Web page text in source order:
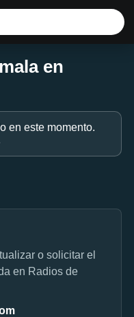
en
en este momento.
o solicitar el
en Radios de